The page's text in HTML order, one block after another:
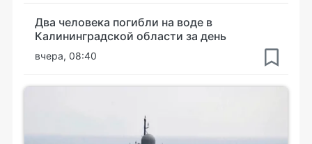
Два человека погибли на воде в
Калининградской области за день
вчера, 08:40